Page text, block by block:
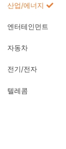
산업/에너지
엔터테인먼트
자동차
전기/전자
텔레콤